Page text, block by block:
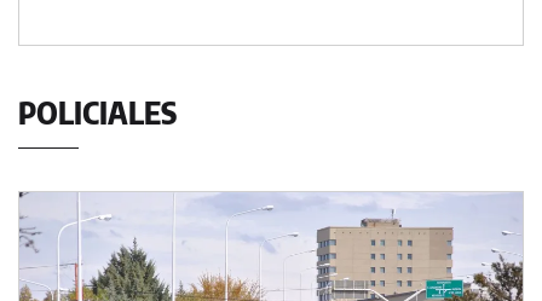
POLICIALES